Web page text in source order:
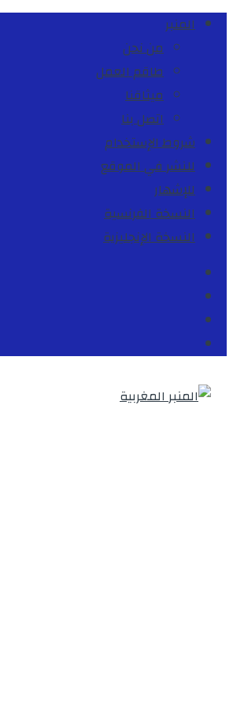
المنبر
من نحن
طاقم العمل
ميثاقنا
اتصل بنا
شروط الإستخدام
للنشر في الموقع
للإشهار
النسخة الفرنسية
النسخة الإنجليزية